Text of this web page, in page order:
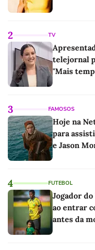
2 TV
telejornal
"Mais
3 FAMOSOS
Hoje na
para
e Jason
4 FUTEBOL
Jogador
ao entrar
antes da